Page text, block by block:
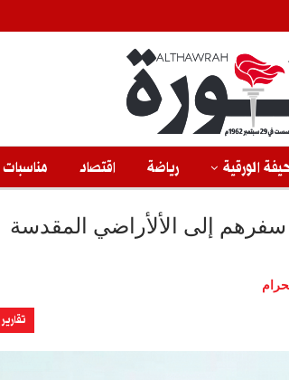
الورقية رياضة اقتصاد مناسبات
سفرهم إلى الألأراضي المقدسة
تقارير